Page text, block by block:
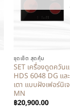
ชุดเซ็ต สุดคุ้ม
SET เครื่องดูดควัน
HDS 6048 DG แล
เตา แบบฝังเฟอร์นิ
MN
฿20,900.00